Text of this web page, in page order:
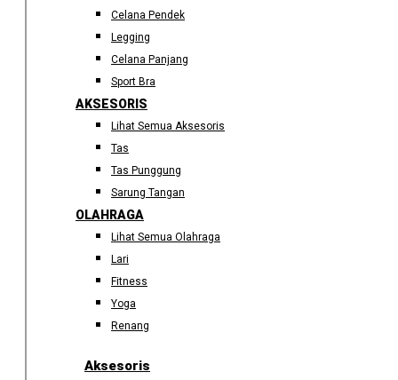
Celana Pendek
Legging
Celana Panjang
Sport Bra
AKSESORIS
Lihat Semua Aksesoris
Tas
Tas Punggung
Sarung Tangan
OLAHRAGA
Lihat Semua Olahraga
Lari
Fitness
Yoga
Renang
Aksesoris